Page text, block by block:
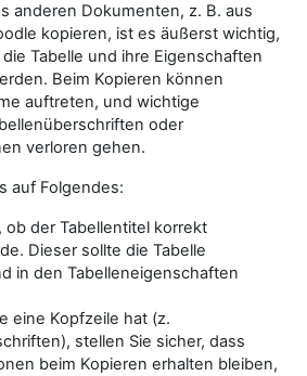
anderen Dokumenten, z. B. aus
kopieren, ist es äußerst wichtig,
Tabelle und ihre Eigenschaften
Beim Kopieren können
auftreten, und wichtige
oder
verloren gehen.
auf Folgendes:
ob der Tabellentitel korrekt
Dieser sollte die Tabelle
in den Tabelleneigenschaften
eine Kopfzeile hat (z.
stellen Sie sicher, dass
beim Kopieren erhalten bleiben,